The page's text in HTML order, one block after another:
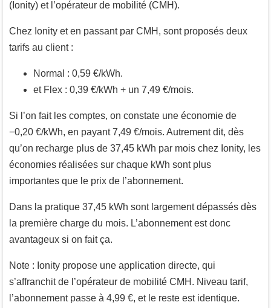
(Ionity) et l’opérateur de mobilité (CMH).
Chez Ionity et en passant par CMH, sont proposés deux
tarifs au client :
Normal : 0,59 €/kWh.
et Flex : 0,39 €/kWh + un 7,49 €/mois.
Si l’on fait les comptes, on constate une économie de
−0,20 €/kWh, en payant 7,49 €/mois. Autrement dit, dès
qu’on recharge plus de 37,45 kWh par mois chez Ionity, les
économies réalisées sur chaque kWh sont plus
importantes que le prix de l’abonnement.
Dans la pratique 37,45 kWh sont largement dépassés dès
la première charge du mois. L’abonnement est donc
avantageux si on fait ça.
Note : Ionity propose une application directe, qui
s’affranchit de l’opérateur de mobilité CMH. Niveau tarif,
l’abonnement passe à 4,99 €, et le reste est identique.